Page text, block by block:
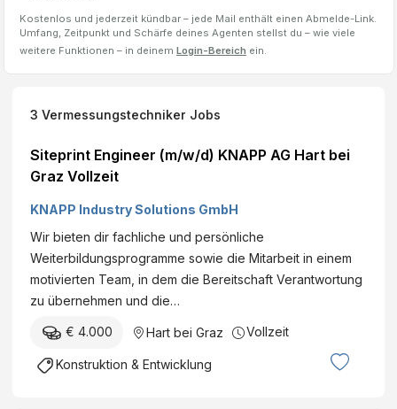
Kostenlos und jederzeit kündbar – jede Mail enthält einen Abmelde-Link.
Umfang, Zeitpunkt und Schärfe deines Agenten stellst du – wie viele
weitere Funktionen – in deinem Login-Bereich ein.
3 Vermessungstechniker Jobs
Siteprint Engineer (m/w/d) KNAPP AG Hart bei
Graz Vollzeit
KNAPP Industry Solutions GmbH
Wir bieten dir fachliche und persönliche
Weiterbildungsprogramme sowie die Mitarbeit in einem
motivierten Team, in dem die Bereitschaft Verantwortung
zu übernehmen und die…
€ 4.000 Hart bei Graz Vollzeit
Konstruktion & Entwicklung